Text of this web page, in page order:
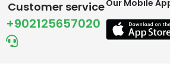
Customer service
+902125657020
Our Mobile